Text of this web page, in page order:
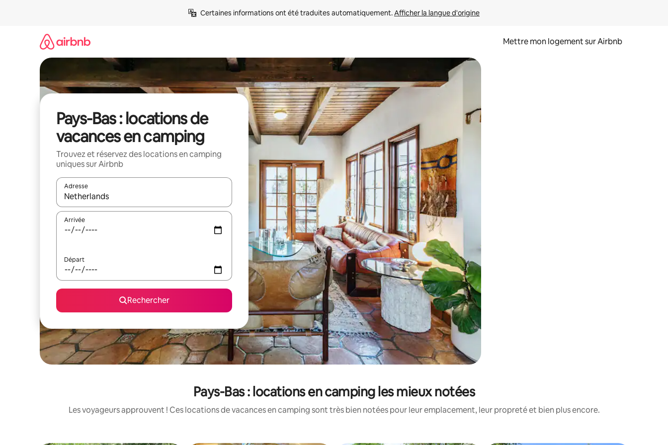
Certaines informations ont été traduites automatiquement. Afficher la langue d'origine
Mettre mon logement sur Airbnb
Pays-Bas : locations de
vacances en camping
Trouvez et réservez des locations en camping
uniques sur Airbnb
Adresse
Lorsque les résultats s'affichent, utilisez les flèches vers le haut et vers le bas pour les parcourir ou en appuyant et en faisant glisser.
Arrivée
Départ
Rechercher
Pays-Bas : locations en camping les mieux notées
Les voyageurs approuvent ! Ces locations de vacances en camping sont très bien notées pour leur emplacement, leur propreté et bien plus encore.